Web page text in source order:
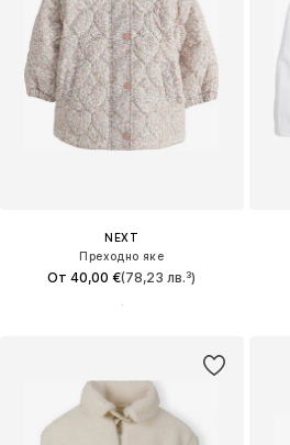
NEXT
Преходно яке
От 40,00 €(78,23 лв.³)